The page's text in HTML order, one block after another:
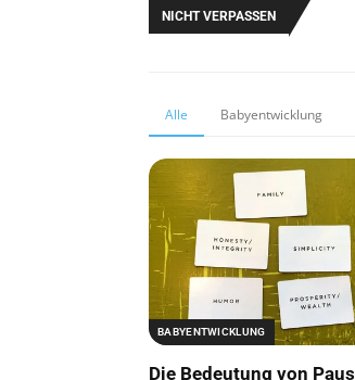
NICHT VERPASSEN
Alle Babyentwicklung
BABYENTWICKLUNG
Die Bedeutung von